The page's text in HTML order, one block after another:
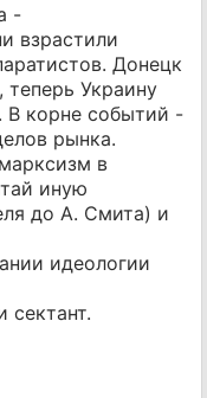
-
взрастили
Донецк
Украину
В корне событий -
рынка.
в
иную
до А. Смита) и
идеологии
сектант.